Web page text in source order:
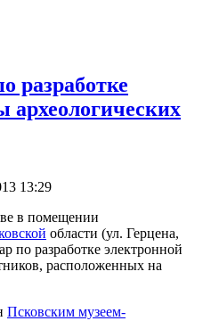
разработке
археологических
13:29
в помещении
области (ул. Герцена,
по разработке электронной
расположенных на
Псковским музеем-